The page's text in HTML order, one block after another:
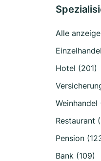
Alle
Hotel (201)
Weinhandel
Restaurant
Pension
Bank (109)